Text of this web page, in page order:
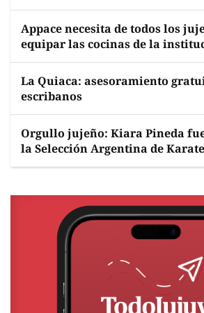
Appace necesita de todos los
equipar las cocinas de la
La Quiaca: asesoramiento
escribanos
Orgullo jujeño: Kiara Pineda
la Selección Argentina de Karate